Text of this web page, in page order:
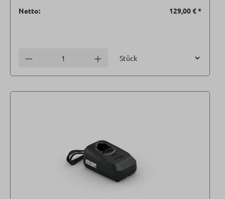
Netto: 129,00 €*
Anzahl verringern Anzahl erhöhen